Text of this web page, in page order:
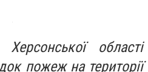
області
пожеж на території